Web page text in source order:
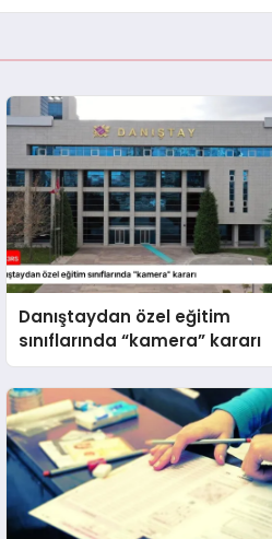
Danıştaydan özel eğitim
sınıflarında “kamera” kararı